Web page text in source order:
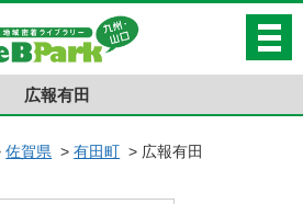
広報有田
佐賀県 >有田町 > 広報有田